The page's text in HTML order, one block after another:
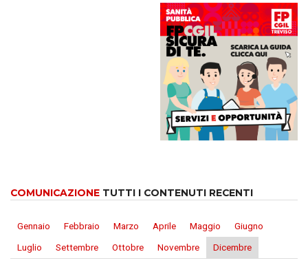
COMUNICAZIONE TUTTI I CONTENUTI RECENTI
Gennaio Febbraio Marzo Aprile Maggio
Giugno
Luglio
Settembre Ottobre Novembre Dicembre